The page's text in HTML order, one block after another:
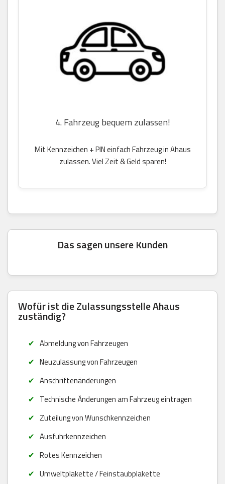
4. Fahrzeug bequem zulassen!
Mit Kennzeichen + PIN einfach Fahrzeug in Ahaus
zulassen. Viel Zeit & Geld sparen!
Das sagen unsere Kunden
Wofür ist die Zulassungsstelle Ahaus
zuständig?
Abmeldung von Fahrzeugen
Neuzulassung von Fahrzeugen
Anschriftenänderungen
Technische Änderungen am Fahrzeug eintragen
Zuteilung von Wunschkennzeichen
Ausfuhrkennzeichen
Rotes Kennzeichen
Umweltplakette / Feinstaubplakette